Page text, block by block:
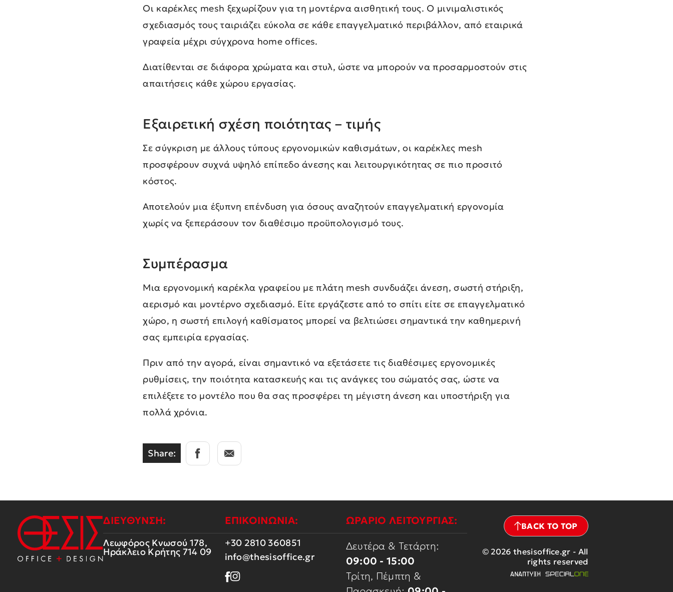
Οι καρέκλες mesh ξεχωρίζουν για τη μοντέρνα αισθητική τους. Ο μινιμαλιστικός
σχεδιασμός τους ταιριάζει εύκολα σε κάθε επαγγελματικό περιβάλλον, από εταιρικά
γραφεία μέχρι σύγχρονα home offices.
Διατίθενται σε διάφορα χρώματα και στυλ, ώστε να μπορούν να προσαρμοστούν στις
απαιτήσεις κάθε χώρου εργασίας.
Εξαιρετική σχέση ποιότητας – τιμής
Σε σύγκριση με άλλους τύπους εργονομικών καθισμάτων, οι καρέκλες mesh
προσφέρουν συχνά υψηλό επίπεδο άνεσης και λειτουργικότητας σε πιο προσιτό
κόστος.
Αποτελούν μια έξυπνη επένδυση για όσους αναζητούν επαγγελματική εργονομία
χωρίς να ξεπεράσουν τον διαθέσιμο προϋπολογισμό τους.
Συμπέρασμα
Μια εργονομική καρέκλα γραφείου με πλάτη mesh συνδυάζει άνεση, σωστή στήριξη,
αερισμό και μοντέρνο σχεδιασμό. Είτε εργάζεστε από το σπίτι είτε σε επαγγελματικό
χώρο, η σωστή επιλογή καθίσματος μπορεί να βελτιώσει σημαντικά την καθημερινή
σας εμπειρία εργασίας.
Πριν από την αγορά, είναι σημαντικό να εξετάσετε τις διαθέσιμες εργονομικές
ρυθμίσεις, την ποιότητα κατασκευής και τις ανάγκες του σώματός σας, ώστε να
επιλέξετε το μοντέλο που θα σας προσφέρει τη μέγιστη άνεση και υποστήριξη για
πολλά χρόνια.
Share:
ΔΙΕΥΘΥΝΣΗ:
Λεωφόρος Κνωσού 178,
Ηράκλειο Κρήτης 714 09
ΕΠΙΚΟΙΝΩΝΙΑ:
+30 2810 360851
info@thesisoffice.gr
ΩΡΑΡΙΟ ΛΕΙΤΟΥΡΓΙΑΣ:
Δευτέρα & Τετάρτη:
09:00 - 15:00
Τρίτη, Πέμπτη &
BACK TO TOP
© 2026 thesisoffice.gr - All
rights reserved